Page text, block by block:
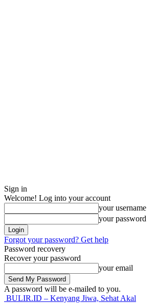
Sign in
Welcome! Log into your account
your username
your password
Forgot your password? Get help
Password recovery
Recover your password
your email
A password will be e-mailed to you.
BULIR.ID – Kenyang Jiwa, Sehat Akal